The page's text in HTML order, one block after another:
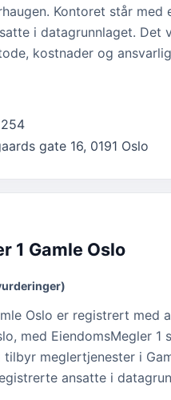
Kontoret står med
i datagrunnlaget. Det
kostnader og
gate 16, 0191 Oslo
1 Gamle Oslo
Oslo er registrert med
med EiendomsMegler 1
meglertjenester i
ansatte i